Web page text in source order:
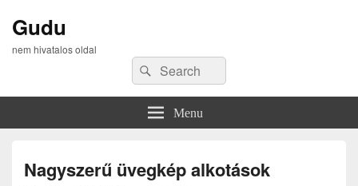
Gudu
nem hivatalos oldal
Search
for:
Search
Menu
Nagyszerű üvegkép alkotások